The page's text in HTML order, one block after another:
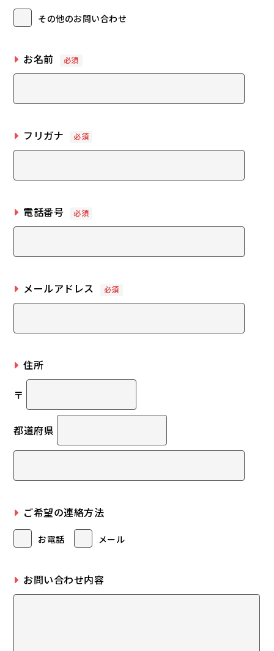
TEL. 018-845-1863
FAX. 018-845-6930
その他のお問い合わせ
お名前 必須
フリガナ 必須
電話番号 必須
メールアドレス 必須
住所
〒
都道府県
ご希望の連絡方法
お電話 メール
お問い合わせ内容